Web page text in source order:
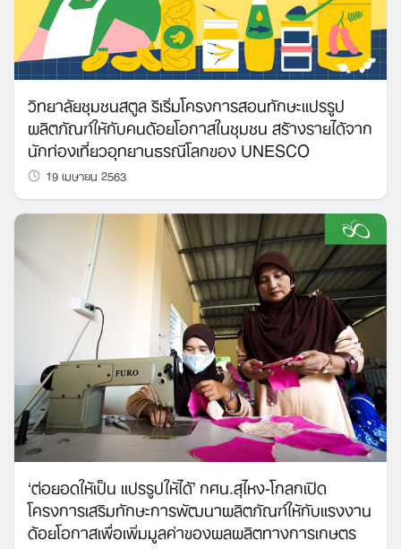
วิทยาลัยชุมชนสตูล ริเริ่มโครงการสอนทักษะแปรรูป
ผลิตภัณฑ์ให้กับคนด้อยโอกาสในชุมชน สร้างรายได้จาก
นักท่องเที่ยวอุทยานธรณีโลกของ UNESCO
19 เมษายน 2563
‘ต่อยอดให้เป็น แปรรูปให้ได้’ กศน.สุไหง-โกลกเปิด
โครงการเสริมทักษะการพัฒนาผลิตภัณฑ์ให้กับแรงงาน
ด้อยโอกาสเพื่อเพิ่มมูลค่าของผลผลิตทางการเกษตร